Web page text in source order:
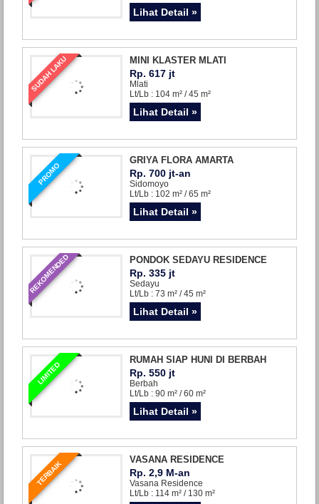
Lihat Detail »
SUDAH LAKU MINI KLASTER MLATI
Rp. 617 jt
Mlati
Lt/Lb : 104 m² / 45 m²
Lihat Detail »
PROMO
GRIYA FLORA AMARTA
Rp. 700 jt-an
Sidomoyo
Lt/Lb : 102 m² / 65 m²
Lihat Detail »
REKOMENDED PONDOK SEDAYU RESIDENCE
Rp. 335 jt
Sedayu
Lt/Lb : 73 m² / 45 m²
Lihat Detail »
LIMITED
RUMAH SIAP HUNI DI BERBAH
Rp. 550 jt
Berbah
Lt/Lb : 90 m² / 60 m²
Lihat Detail »
TERBAIK VASANA RESIDENCE
Rp. 2,9 M-an
Vasana Residence
Lt/Lb : 114 m² / 130 m²